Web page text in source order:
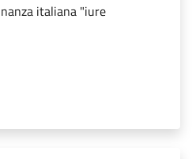
italiana "iure